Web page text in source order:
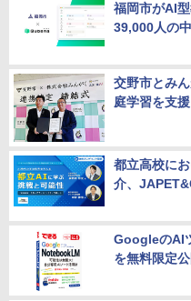
福岡市がAI
39,000人の
交野市とみ
庭学習を支援
都立高校に
介、
GoogleのAI
を無料限定